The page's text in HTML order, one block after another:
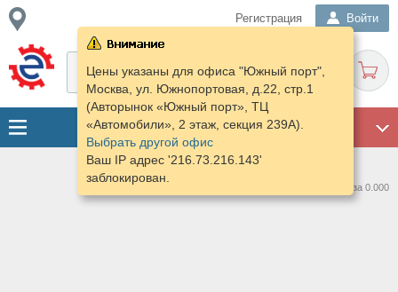
Регистрация Войти
Цены указаны для офиса "Южный порт",
Москва, ул. Южнопортовая, д.22, стр.1
(Авторынок «Южный порт», ТЦ
«Автомобили», 2 этаж, секция 239А).
Выбрать другой офис
Ваш IP адрес '216.73.216.143'
заблокирован.
Нашлось предложений: 0 за 0.000